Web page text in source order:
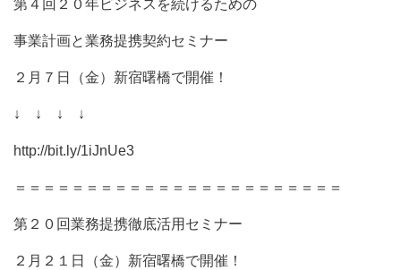
第４回２０年ビジネスを続けるための
事業計画と業務提携契約セミナー
２月７日（金）新宿曙橋で開催！
↓ ↓ ↓ ↓
http://bit.ly/1iJnUe3
＝＝＝＝＝＝＝＝＝＝＝＝＝＝＝＝＝＝＝＝＝＝＝
第２０回業務提携徹底活用セミナー
２月２１日（金）新宿曙橋で開催！